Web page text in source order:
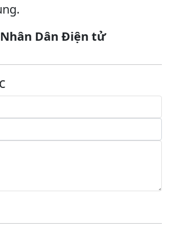
Dân Điện tử